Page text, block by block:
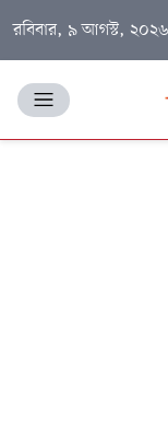
রবিবার, ৯ আগস্ট, ২০২৬